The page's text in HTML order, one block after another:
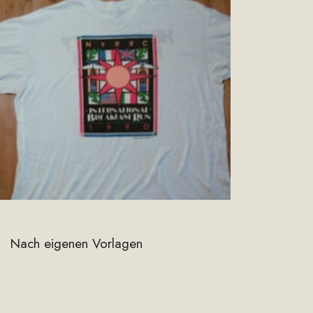
Nach eigenen Vorlagen